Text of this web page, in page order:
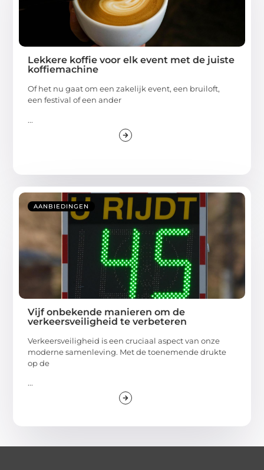
Lekkere koffie voor elk event met de juiste
koffiemachine
Of het nu gaat om een zakelijk event, een bruiloft,
een festival of een ander
...
AANBIEDINGEN
Vijf onbekende manieren om de
verkeersveiligheid te verbeteren
Verkeersveiligheid is een cruciaal aspect van onze
moderne samenleving. Met de toenemende drukte
op de
...